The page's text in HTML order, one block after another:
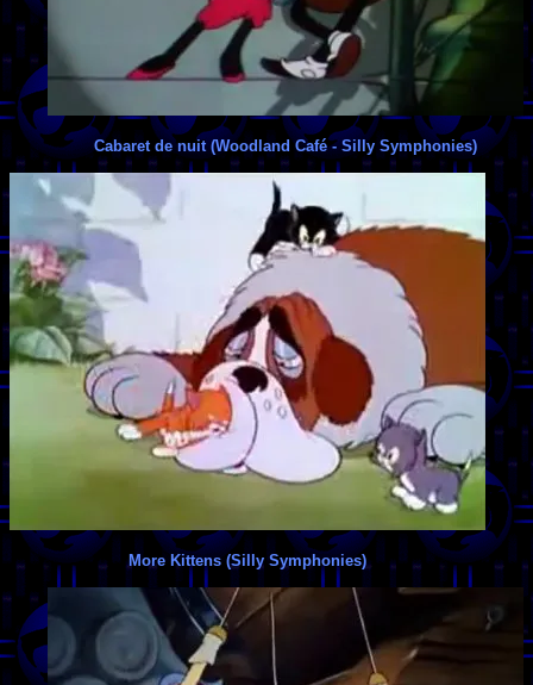
Cabaret de nuit (Woodland Café - Silly Symphonies)
More Kittens (Silly Symphonies)